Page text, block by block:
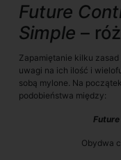
Future
Simple –
Zapamiętanie kilku
uwagi na ich ilość i
sobą mylone. Na
podobieństwa między:
Obydwa